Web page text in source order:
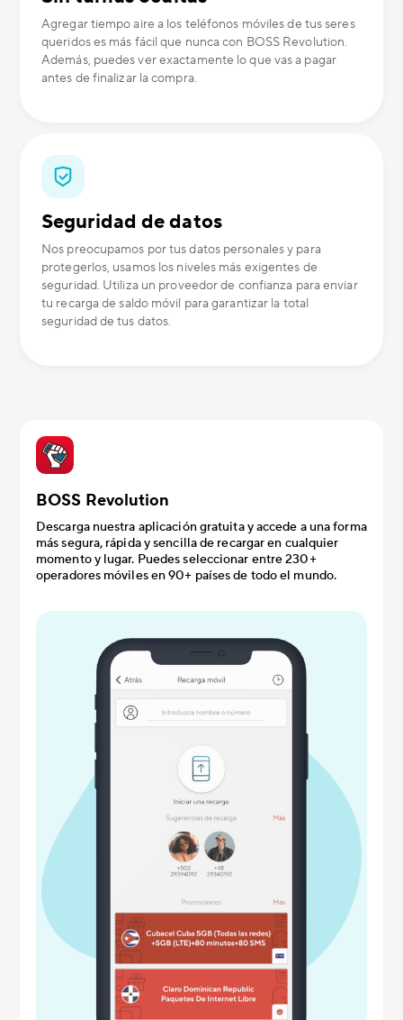
Agregar tiempo aire a los teléfonos móviles de tus seres
queridos es más fácil que nunca con BOSS Revolution.
Además, puedes ver exactamente lo que vas a pagar
antes de finalizar la compra.
Seguridad de datos
Nos preocupamos por tus datos personales y para
protegerlos, usamos los niveles más exigentes de
seguridad. Utiliza un proveedor de confianza para enviar
tu recarga de saldo móvil para garantizar la total
seguridad de tus datos.
BOSS Revolution
Descarga nuestra aplicación gratuita y accede a una forma
más segura, rápida y sencilla de recargar en cualquier
momento y lugar. Puedes seleccionar entre 230+
operadores móviles en 90+ países de todo el mundo.